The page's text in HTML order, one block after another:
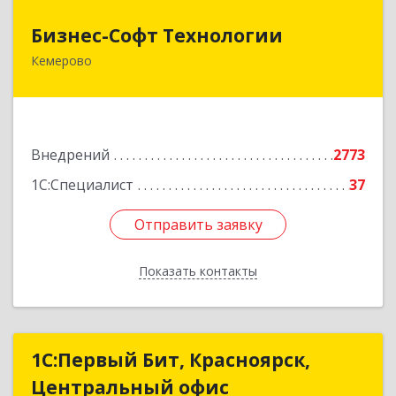
Бизнес-Софт Технологии
Кемерово
Внедрений
2773
1С:Специалист
37
Отправить заявку
Показать контакты
Бизнес-Софт Технологии
650992, Кемеровская область - Кузбасс обл,
Отправить заявку
Назад
1С:Первый Бит, Красноярск,
Центральный офис
1С:Первый Бит, Красноярск,
Центральный офис